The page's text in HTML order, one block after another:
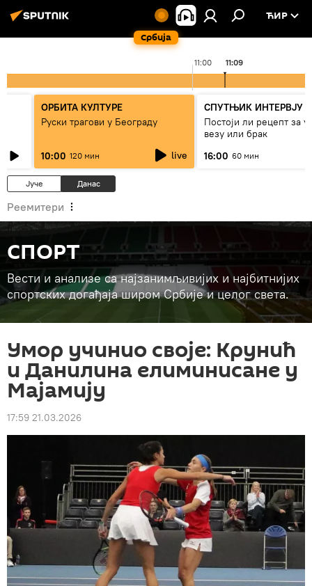
Србија
ЋИР
11:00 11:09
ОРБИТА КУЛТУРЕ
Руски трагови у Београду
10:00 120 мин live
СПУТЊИК ИНТЕРВЈУ
Постоји ли рецепт за
везу или брак
16:00 60 мин
Јуче Данас
Реемитери
СПОРТ
Вести и анализе са најзанимљивијих и најбитнијих
спортских догађаја широм Србије и целог света.
Умор учинио своје: Крунић
и Данилина елиминисане у
Мајамију
17:59 21.03.2026